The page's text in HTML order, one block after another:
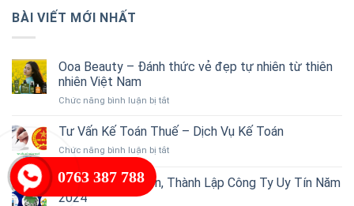
BÀI VIẾT MỚI NHẤT
Ooa Beauty – Đánh thức vẻ đẹp tự nhiên từ thiên
nhiên Việt Nam
Chức năng bình luận bị tắtở
Beauty
Đánh
vẻ
Tư Vấn Kế Toán Thuế – Dịch Vụ Kế Toán
Chức năng bình luận bị tắtở
Vấn
Kế
Thủ Tục, Điều Kiện, Thành Lập Công Ty Uy Tín Năm
2024
0763 387 788